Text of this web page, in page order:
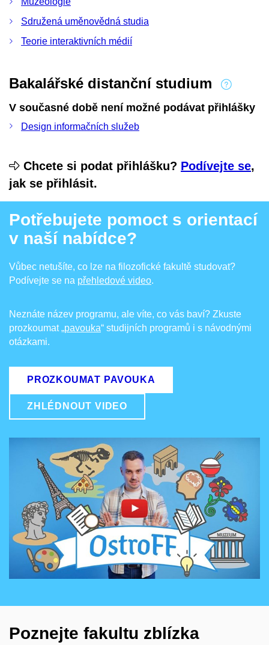
Sdružená uměnovědná studia
Teorie interaktivních médií
Bakalářské distanční studium
V současné době není možné podávat přihlášky
Design informačních služeb
Chcete si podat přihlášku? Podívejte se,
jak se přihlásit.
Potřebujete pomoct s orientací
v naší nabídce?
Vůbec netušíte, co lze na filozofické fakultě studovat?
Podívejte se na přehledové video.
Neznáte název programu, ale víte, co vás baví? Zkuste
prozkoumat„pavouka“ studijních programů i s návodnými
otázkami.
PROZKOUMAT PAVOUKA
ZHLÉDNOUT VIDEO
Povolit cookies a přehrát
Otevřít na youtube.com
Poznejte fakultu zblízka